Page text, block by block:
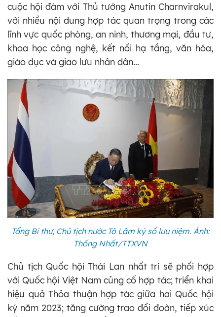
cuộc hội đàm với Thủ tướng Anutin Charnvirakul,
với nhiều nội dung hợp tác quan trọng trong các
lĩnh vực quốc phòng, an ninh, thương mại, đầu tư,
khoa học công nghệ, kết nối hạ tầng, văn hóa,
giáo dục và giao lưu nhân dân...
Tổng Bí thư, Chủ tịch nước Tô Lâm ký sổ lưu niệm. Ảnh:
Thống Nhất/TTXVN
Chủ tịch Quốc hội Thái Lan nhất trí sẽ phối hợp
với Quốc hội Việt Nam củng cố hợp tác; triển khai
hiệu quả Thỏa thuận hợp tác giữa hai Quốc hội
ký năm 2023; tăng cường trao đổi đoàn, tiếp xúc